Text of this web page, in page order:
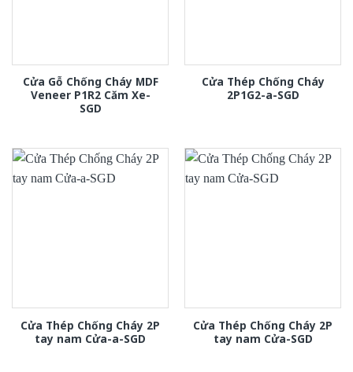
Cửa Gỗ Chống Cháy MDF
Veneer P1R2 Căm Xe-
SGD
Cửa Thép Chống Cháy
2P1G2-a-SGD
Cửa Thép Chống Cháy 2P
tay nam Cửa-a-SGD
Cửa Thép Chống Cháy 2P
tay nam Cửa-SGD